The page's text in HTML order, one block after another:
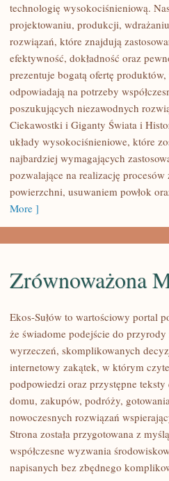
WYZWANIA
PROBLEMY
BRANŻY
technologię wysokociśnieniową.
projektowaniu, produkcji,
rozwiązań, które znajdują
efektywność, dokładność oraz
prezentuje bogatą ofertę
odpowiadają na potrzeby
poszukujących niezawodnych
Ciekawostki i Giganty Świata i
układy wysokociśnieniowe, które
najbardziej wymagających
pozwalające na realizację
powierzchni, usuwaniem powłok
More ]
ZRÓWNOWAŻONA
MODA
Zrównoważona
Ekos-Sułów to wartościowy portal
że świadome podejście do
wyrzeczeń, skomplikowanych
internetowy zakątek, w którym
podpowiedzi oraz przystępne
domu, zakupów, podróży,
nowoczesnych rozwiązań
Strona została przygotowana z
współczesne wyzwania
napisanych bez zbędnego